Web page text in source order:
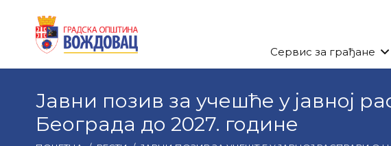
Сервис за грађане
Јавни позив за учешће у јавној
Београда до 2027. године